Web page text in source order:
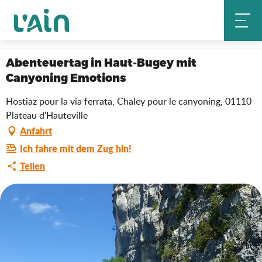
contenu
Startseite
Abenteuertag in Haut-Bugey mit Canyoning Emotions
Abenteuertag in Haut-Bugey mit
Canyoning Emotions
Hostiaz pour la via ferrata, Chaley pour le canyoning, 01110
Plateau d'Hauteville
Anfahrt
Ich fahre mit dem Zug hin!
Teilen